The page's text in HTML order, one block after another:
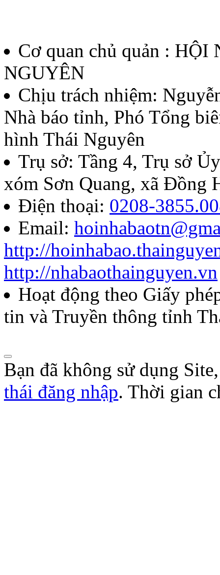
Cơ quan chủ quản :
NGUYÊN
Chịu trách nhiệm:
Nhà báo tỉnh, Phó Tổng
hình Thái Nguyên
Trụ sở: Tầng 4, Trụ sở
xóm Sơn Quang, xã Đồng
Điện thoại: 0208-
Email:
http://
http://nhabaothainguyen.vn
Hoạt động theo Giấy
tin và Truyền thông tỉnh
Bạn đã không sử dụng
thái đăng nhập. Thời gian